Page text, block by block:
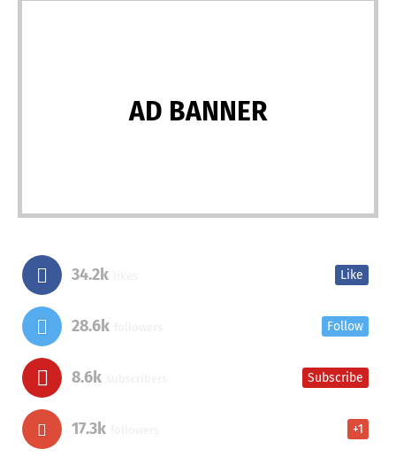
AD BANNER
34.2k Like
28.6k Follow
8.6k Subscribe
17.3k +1